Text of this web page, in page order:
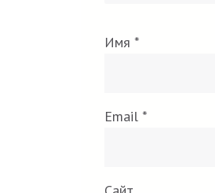
Имя *
Email *